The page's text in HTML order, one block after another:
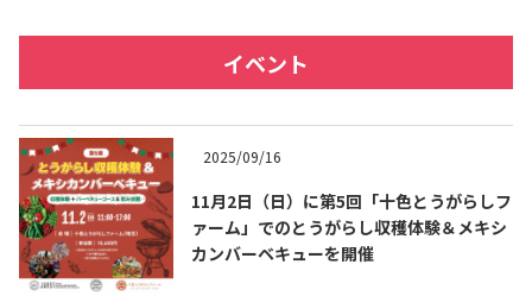
テキーラマーケット
テキーラの飲み方 How to Drink Tequila
イベント
2025/09/16
11月2日（日）に第5回「十色とうがらしフ
ァーム」でのとうがらし収穫体験＆メキシ
カンバーベキューを開催